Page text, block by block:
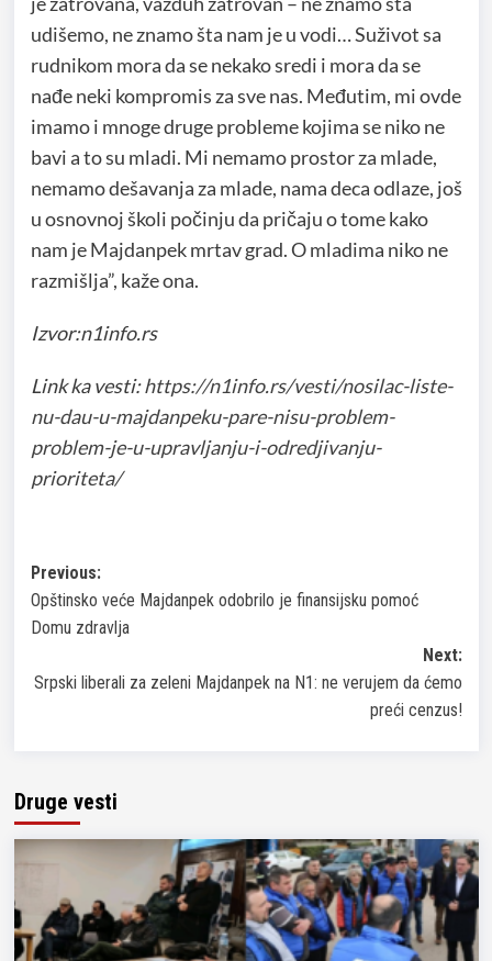
udišemo, ne znamo šta nam je u vodi… Suživot sa
rudnikom mora da se nekako sredi i mora da se
nađe neki kompromis za sve nas. Međutim, mi ovde
imamo i mnoge druge probleme kojima se niko ne
bavi a to su mladi. Mi nemamo prostor za mlade,
nemamo dešavanja za mlade, nama deca odlaze, još
u osnovnoj školi počinju da pričaju o tome kako
nam je Majdanpek mrtav grad. O mladima niko ne
razmišlja”, kaže ona.
Izvor:n1info.rs
Link ka vesti:https://n1info.rs/vesti/nosilac-liste-
nu-dau-u-majdanpeku-pare-nisu-problem-
problem-je-u-upravljanju-i-odredjivanju-
prioriteta/
Post
navigation
Previous:
Opštinsko veće Majdanpek odobrilo je finansijsku pomoć
Domu zdravlja
Next:
Srpski liberali za zeleni Majdanpek na N1: ne verujem da ćemo
preći cenzus!
Druge vesti